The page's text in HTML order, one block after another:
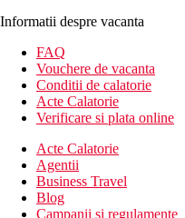
Informatii despre vacanta
FAQ
Vouchere de vacanta
Conditii de calatorie
Acte Calatorie
Verificare si plata online
Acte Calatorie
Agentii
Business Travel
Blog
Campanii si regulamente